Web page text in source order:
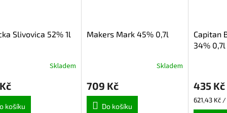
Slivovica 52% 1l
Skladem
košíku
Makers Mark 45% 0,7l
Skladem
709 Kč
Do košíku
Capitan
34% 0,7l
435 Kč
Měrná
cena:
621,43 Kč /